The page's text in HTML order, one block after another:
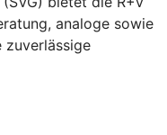
analoge sowie
zuverlässige